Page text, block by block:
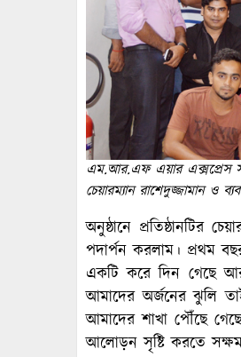
এম.আর.এফ এয়ার এক্সপ্রেস
চেয়ারম্যান রাশেদুজ্জামান ও
অনুষ্ঠানে প্রতিষ্ঠানটির
পদার্পন করলাম। প্রথম
একটি করে দিন গেছে
আমাদের অর্জনের ঝুলি
আমাদের শাখা পৌঁছে
আলোড়ন সৃষ্টি করতে সক্ষম